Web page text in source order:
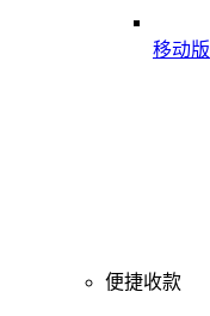
移动版
便捷收款